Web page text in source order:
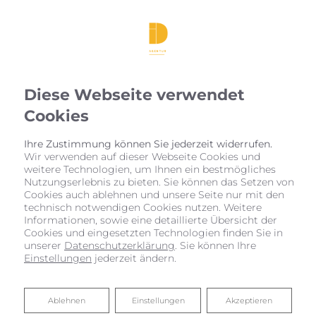
Allgemeine
Geschäftsbedingungen
Diese Webseite verwendet
Cookies
Ihre Zustimmung können Sie jederzeit widerrufen.
Wir verwenden auf dieser Webseite Cookies und
weitere Technologien, um Ihnen ein bestmögliches
Nutzungserlebnis zu bieten. Sie können das Setzen von
Cookies auch ablehnen und unsere Seite nur mit den
technisch notwendigen Cookies nutzen. Weitere
Informationen, sowie eine detaillierte Übersicht der
Cookies und eingesetzten Technologien finden Sie in
unserer Datenschutzerklärung. Sie können Ihre
Einstellungen jederzeit ändern.
Akzeptieren
Einstellungen
Ablehnen
Ablehnen